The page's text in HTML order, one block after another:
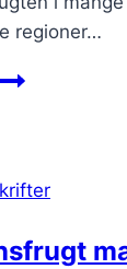
regioner…